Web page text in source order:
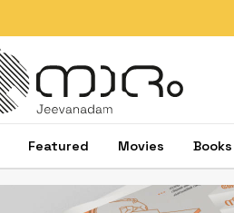
Featured Movies Books